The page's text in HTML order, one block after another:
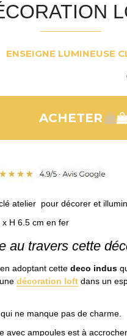
ENSEIGNE LUMINEUSE
atelier pour décorer et
H 6.5 cm en fer
au travers cette
adoptant cette deco indus
décoration loftdans un
ne manque pas de charme.
avec ampoules est à